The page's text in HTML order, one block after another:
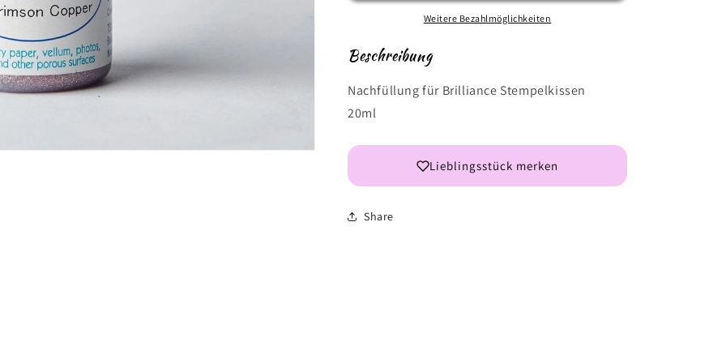
Crimson
Weitere Bezahlmöglichkeiten
Beschreibung
Nachfüllung für Brilliance Stempelkissen
20ml
Lieblingsstück merken
Share